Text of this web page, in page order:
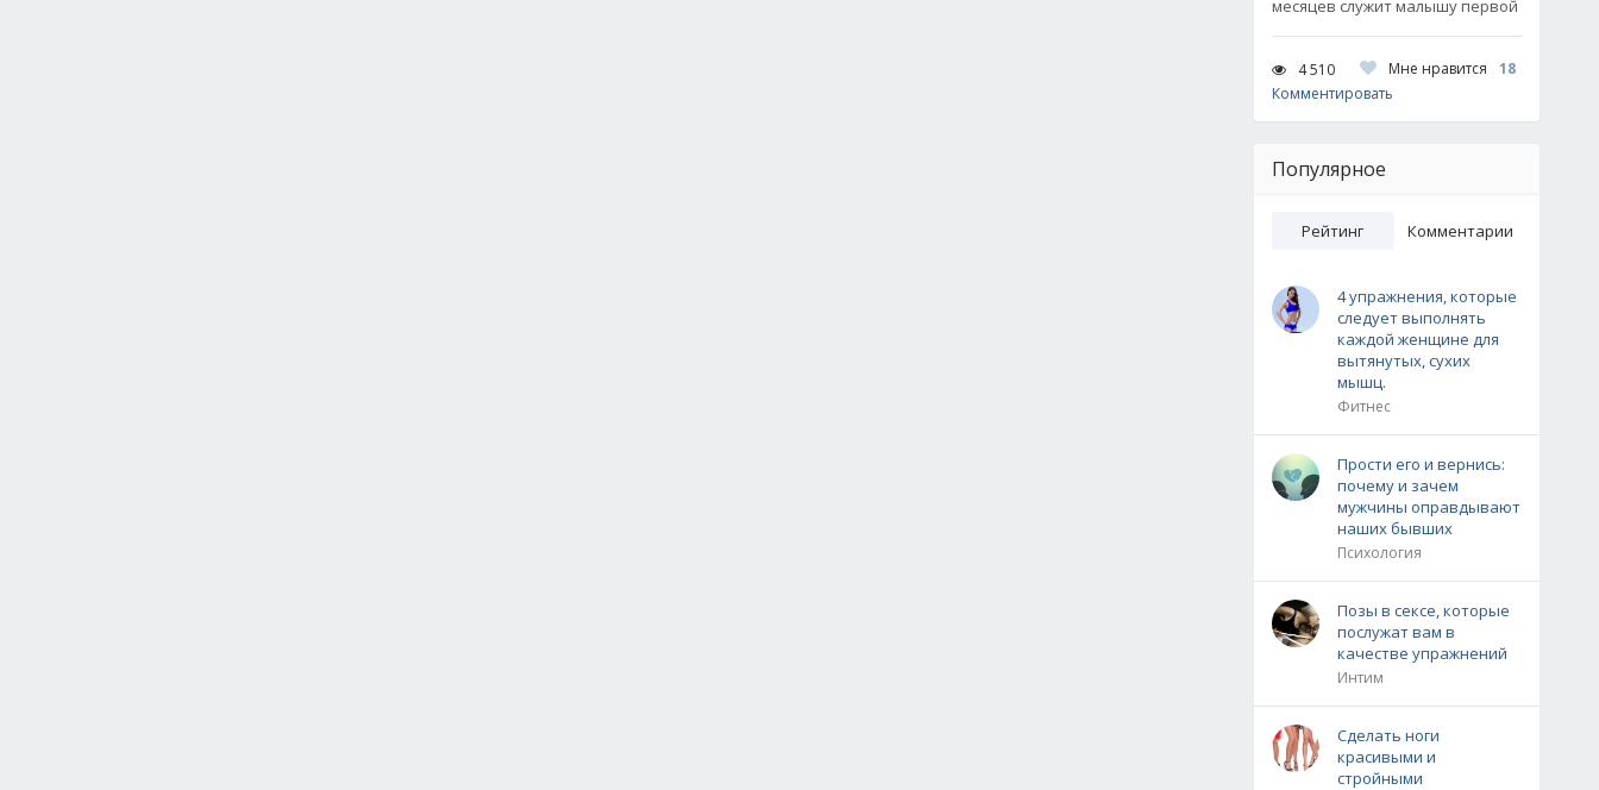
месяцев служит малышу первой
4 510 Мне нравится
18
Комментировать
Популярное
Рейтинг Комментарии
4 упражнения, которые
следует выполнять
каждой женщине для
вытянутых, сухих
мышц.
Фитнес
Прости его и вернись:
почему и зачем
мужчины оправдывают
наших бывших
Психология
Позы в сексе, которые
послужат вам в
качестве упражнений
Интим
Сделать ноги
красивыми и
стройными